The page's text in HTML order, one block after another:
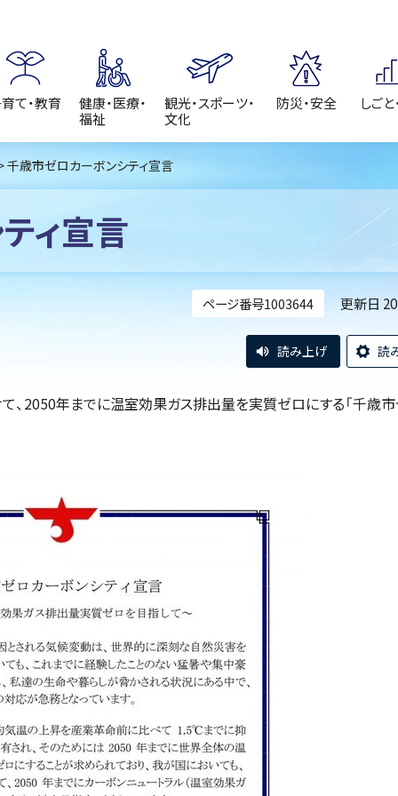
て・教育
健康・医療・
福祉
観光・スポーツ・
文化
防災・安全 しご
千歳市ゼロカーボンシティ宣言
ィ宣言
ページ番号1003644 更新日
読み上げ 読
、2050年までに温室効果ガス排出量を実質ゼロにする「千歳